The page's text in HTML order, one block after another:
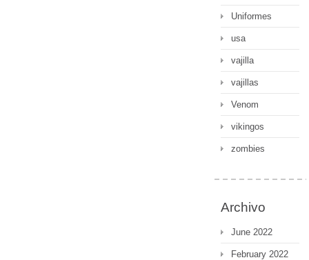
Uniformes
usa
vajilla
vajillas
Venom
vikingos
zombies
Archivo
June 2022
February 2022